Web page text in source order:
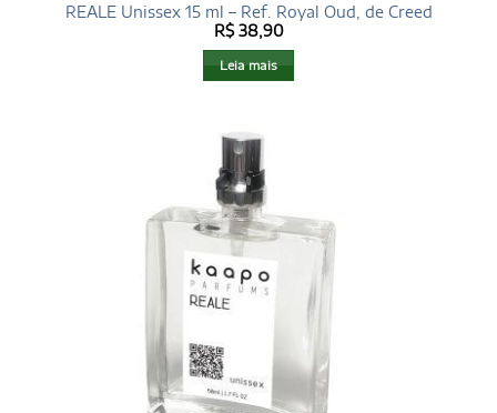
REALE Unissex 15 ml – Ref. Royal Oud, de Creed
R$38,90
Leia mais